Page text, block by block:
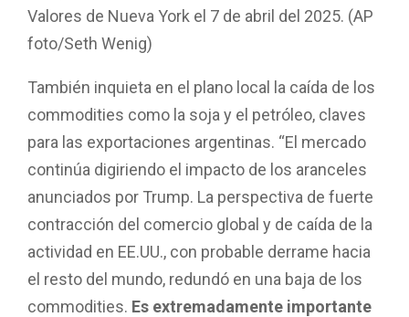
Valores de Nueva York el 7 de abril del 2025. (AP
foto/Seth Wenig)
También inquieta en el plano local la caída de los
commodities como la soja y el petróleo, claves
para las exportaciones argentinas. “El mercado
continúa digiriendo el impacto de los aranceles
anunciados por Trump. La perspectiva de fuerte
contracción del comercio global y de caída de la
actividad en EE.UU., con probable derrame hacia
el resto del mundo, redundó en una baja de los
commodities. Es extremadamente importante